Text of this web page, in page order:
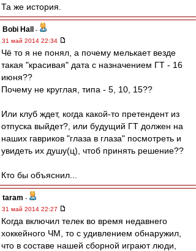
Та же история.
Bobi Hall
-
31 май 2014 22:34
Чё то я не понял, а почему мелькает везде
такая "красивая" дата с назначением ГТ - 16
июня??
Почему не круглая, типа - 5, 10, 15??
Или клуб ждет, когда какой-то претендент из
отпуска выйдет?, или будущий ГТ должен на
наших гавриков "глаза в глаза" посмотреть и
увидеть их душу(ц), чтоб принять решение??
Кто бы объяснил...
taram -
31 май 2014 22:27
Когда включил телек во время недавнего
хоккейного ЧМ, то с удивлением обнаружил,
что в составе нашей сборной играют люди,